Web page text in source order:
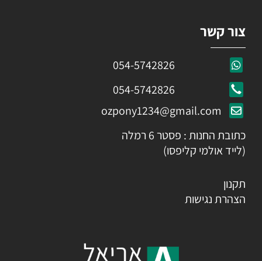
צור קשר
054-5742826
054-5742826
ozpony1234@gmail.com
כתובת החנות : פסטר 6 רמלה
(לייד אולמי קליפסו)
תקנון
הצהרת נגישות